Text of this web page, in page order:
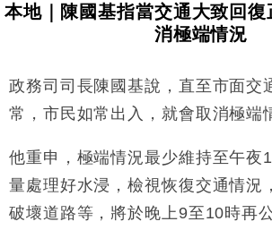
16:33
財經｜滙控重啟最多10億美元回
司
11:30
財經｜精星香港夥菜鳥拓全球智
市場落地
14:50
地產｜大酒店中期轉賺2300萬
本地｜陳國基指當交通大致回
消極端情況
政務司司長陳國基說，直至市面交
常，市民如常出入，就會取消極端
他重申，極端情況最少維持至午夜
量處理好水浸，檢視恢復交通情況
破壞道路等，將於晚上9至10時再